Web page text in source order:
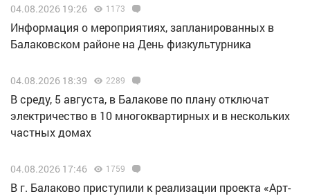
04.08.2026 19:26 1173
Информация о мероприятиях, запланированных в
Балаковском районе на День физкультурника
04.08.2026 18:39 2289
В среду, 5 августа, в Балакове по плану отключат
электричество в 10 многоквартирных и в нескольких
частных домах
04.08.2026 17:46 1759
В г. Балаково приступили к реализации проекта «Арт-